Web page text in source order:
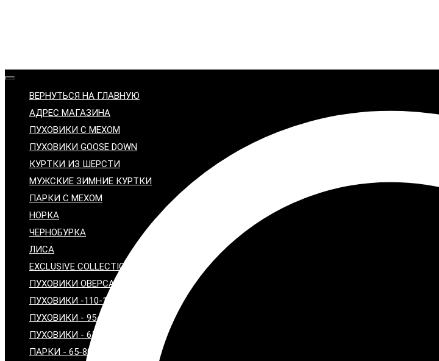
ВЕРНУТЬСЯ НА ГЛАВНУЮ
АДРЕС МАГАЗИНА
ПУХОВИКИ С МЕХОМ
ПУХОВИКИ GOOSE DOWN
КУРТКИ ИЗ ШЕРСТИ
МУЖСКИЕ ЗИМНИЕ КУРТКИ
ПАРКИ С МЕХОМ
НОРКА
ЧЕРНОБУРКА
ЛИСА
EXCLUSIVE COLLECTION
ПУХОВИКИ ОВЕРСАЙЗ
ПУХОВИКИ -110-120 см
ПУХОВИКИ - 95-100 см
ПУХОВИКИ - 65-80 см
ПАРКИ - 65-80 СМ